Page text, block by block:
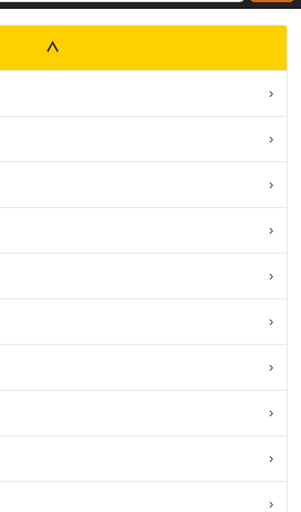
›
›
›
›
›
›
›
›
›
›